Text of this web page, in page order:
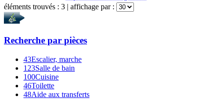
éléments trouvés : 3 | affichage par :
Recherche par pièces
43Escalier, marche
123Salle de bain
100Cuisine
46Toilette
48Aide aux transferts